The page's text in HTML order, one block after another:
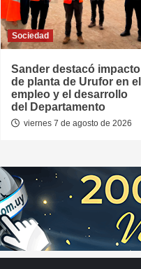
Sociedad
Sander destacó impacto
de planta de Urufor en el
empleo y el desarrollo
del Departamento
viernes 7 de agosto de 2026